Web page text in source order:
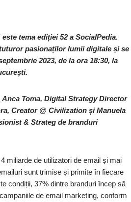
tema ediției 52 a SocialPedia.
pasionaților lumii digitale și se
2023, de la ora 18:30, la
Anca Toma, Digital Strategy Director
Creator @ Civilization șiManuela
& Strateg de branduri
miliarde de utilizatori de email și mai
sunt trimise și primite în fiecare
condiții, 37% dintre branduri încep să
de email marketing, conform